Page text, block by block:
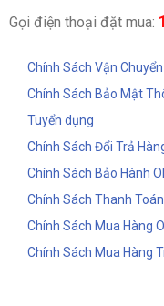
Gọi điện thoại đặt mua:
Chính Sách Vận Chuyển
Chính Sách Bảo Mật
Tuyển dụng
Chính Sách Đổi Trả
Chính Sách Bảo Hành
Chính Sách Thanh Toán
Chính Sách Mua Hàng
Chính Sách Mua Hàng